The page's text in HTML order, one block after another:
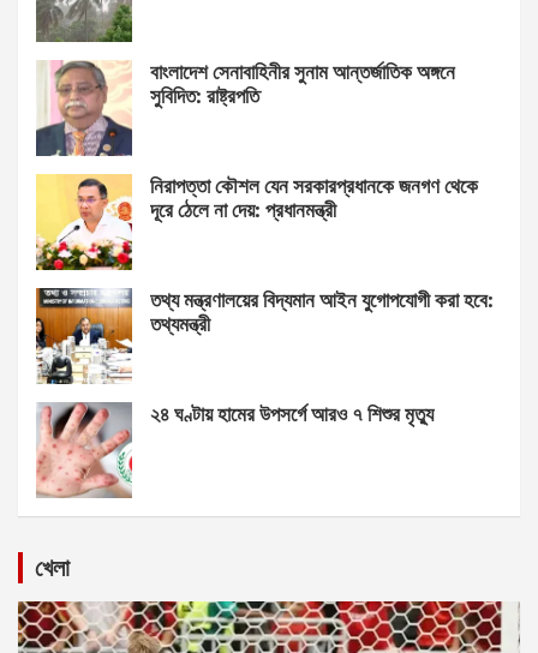
বাংলাদেশ সেনাবাহিনীর সুনাম আন্তর্জাতিক অঙ্গনে
সুবিদিত: রাষ্ট্রপতি
নিরাপত্তা কৌশল যেন সরকারপ্রধানকে জনগণ থেকে
দূরে ঠেলে না দেয়: প্রধানমন্ত্রী
তথ্য মন্ত্রণালয়ের বিদ্যমান আইন যুগোপযোগী করা হবে:
তথ্যমন্ত্রী
২৪ ঘণ্টায় হামের উপসর্গে আরও ৭ শিশুর মৃত্যু
খেলা